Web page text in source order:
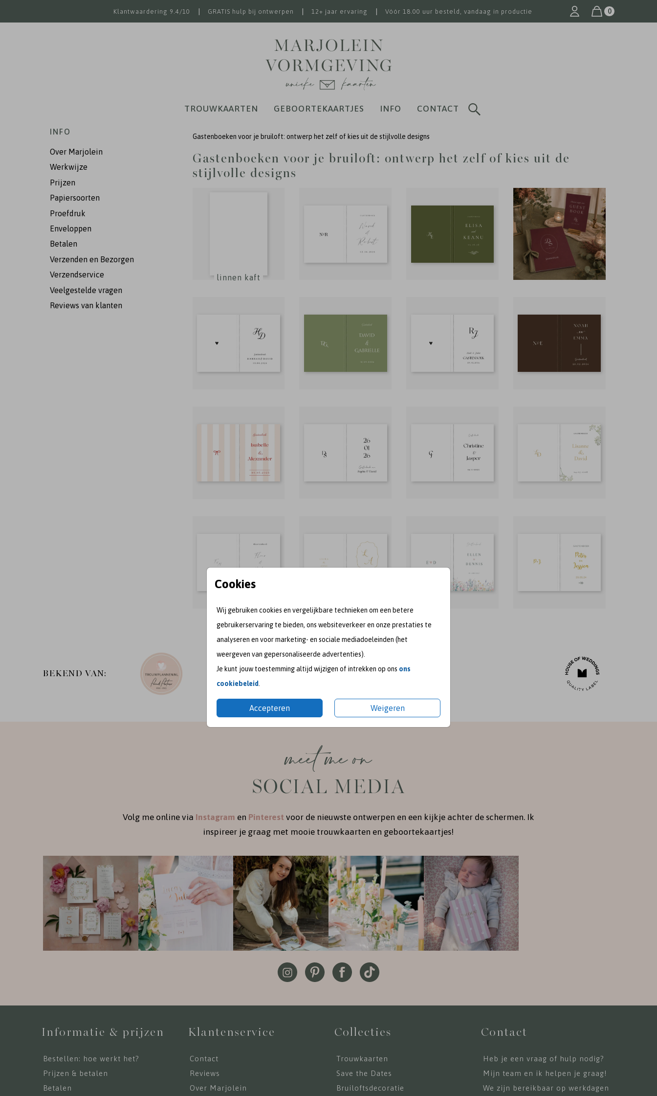
Klantwaardering 9.4/10 GRATIS hulp bij ontwerpen 12+ jaar ervaring Vóór 18.00 uur besteld, vandaag in productie 0
TROUWKAARTEN GEBOORTEKAARTJES INFO CONTACT
Cookies
Wij gebruiken cookies en vergelijkbare technieken om een betere
gebruikerservaring te bieden, ons websiteverkeer en onze prestaties te
analyseren en voor marketing- en sociale mediadoeleinden (het
weergeven van gepersonaliseerde advertenties).
Je kunt jouw toestemming altijd wijzigen of intrekken op ons ons
cookiebeleid
Accepteren Weigeren
INFO
Over Marjolein
Werkwijze
Prijzen
Papiersoorten
Proefdruk
Enveloppen
Betalen
Verzenden en Bezorgen
Verzendservice
Veelgestelde vragen
Reviews van klanten
Gastenboeken voor je bruiloft: ontwerp het zelf of kies uit de stijlvolle designs
Gastenboeken voor je bruiloft: ontwerp het zelf of kies uit de
stijlvolle designs
linnen kaft
BEKEND VAN:
meet me on
SOCIAL MEDIA
Volg me online via Instagram en Pinterest voor de nieuwste ontwerpen en een kijkje achter de schermen. Ik
inspireer je graag met mooie trouwkaarten en geboortekaartjes!
Informatie & prijzen
Bestellen: hoe werkt het?
Prijzen & betalen
Betalen
Klantenservice
Contact
Reviews
Over Marjolein
Collecties
Trouwkaarten
Save the Dates
Bruiloftsdecoratie
Contact
Heb je een vraag of hulp nodig?
Mijn team en ik helpen je graag!
We zijn bereikbaar op werkdagen